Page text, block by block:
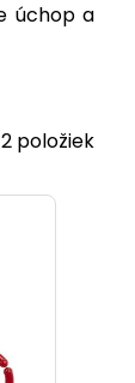
úchop a
položiek